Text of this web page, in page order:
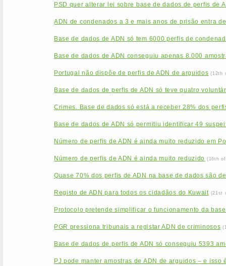
PSD quer alterar lei sobre base de dados de perfis de
ADN de condenados a 3 e mais anos de prisão entra
Base de dados de ADN só tem 6000 perfis de
Base de dados de ADN conseguiu apenas 8.000
Portugal não dispõe de perfis de ADN de arguidos (12th
Base de dados de perfis de ADN só teve quatro
Crimes. Base de dados só está a receber 28% dos
Base de dados de ADN só permitiu identificar 49
Número de perfis de ADN é ainda muito reduzido em
Número de perfis de ADN é ainda muito reduzido (16th
Quase 70% dos perfis de ADN na base de dados são
Registo de ADN para todos os cidadãos do Kuwait (21st
Protocolo pretende simplificar o funcionamento da
PGR pressiona tribunais a registar ADN de criminosos
Base de dados de perfis de ADN só conseguiu 5393
PJ pode manter amostras de ADN de arguidos – e isso